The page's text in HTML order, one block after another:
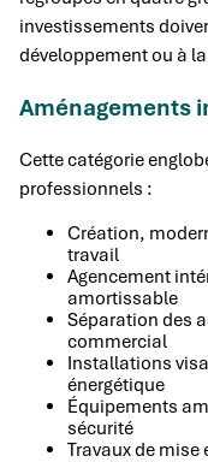
investissements
développement ou à
Aménagements
Cette catégorie
professionnels :
Création,
travail
Agencement
amortissable
Séparation des
commercial
Installations
énergétique
Équipements
sécurité
Travaux de